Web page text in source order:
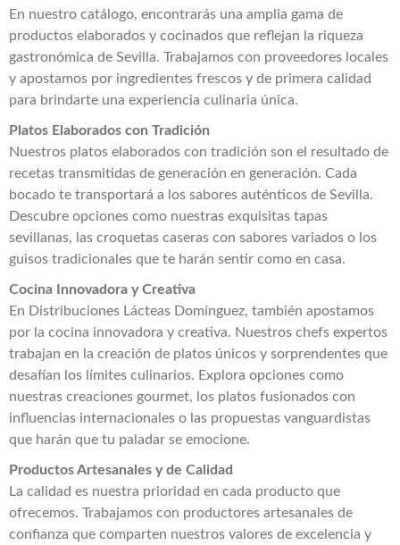
En nuestro catálogo, encontrarás una amplia gama de
productos elaborados y cocinados que reflejan la riqueza
gastronómica de Sevilla. Trabajamos con proveedores locales
y apostamos por ingredientes frescos y de primera calidad
para brindarte una experiencia culinaria única.
Platos Elaborados con Tradición
Nuestros platos elaborados con tradición son el resultado de
recetas transmitidas de generación en generación. Cada
bocado te transportará a los sabores auténticos de Sevilla.
Descubre opciones como nuestras exquisitas tapas
sevillanas, las croquetas caseras con sabores variados o los
guisos tradicionales que te harán sentir como en casa.
Cocina Innovadora y Creativa
En Distribuciones Lácteas Domínguez, también apostamos
por la cocina innovadora y creativa. Nuestros chefs expertos
trabajan en la creación de platos únicos y sorprendentes que
desafían los límites culinarios. Explora opciones como
nuestras creaciones gourmet, los platos fusionados con
influencias internacionales o las propuestas vanguardistas
que harán que tu paladar se emocione.
Productos Artesanales y de Calidad
La calidad es nuestra prioridad en cada producto que
ofrecemos. Trabajamos con productores artesanales de
confianza que comparten nuestros valores de excelencia y